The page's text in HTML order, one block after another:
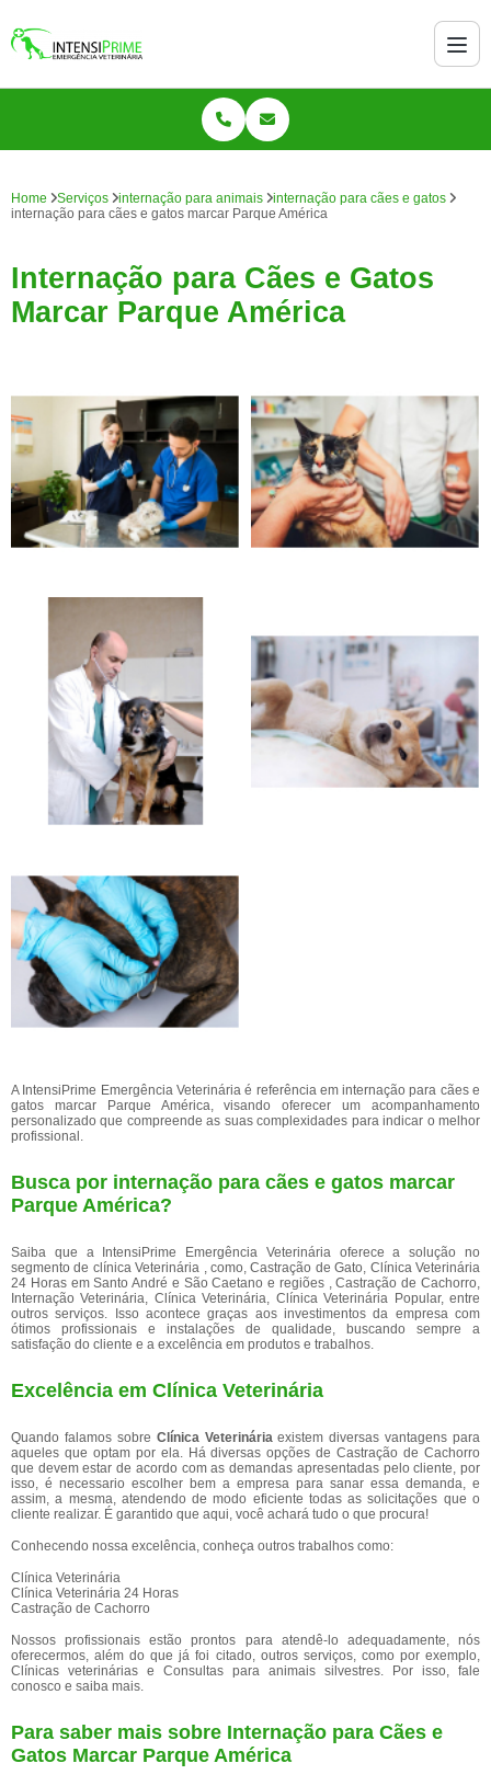
Home Serviços internação para animais
internação para cães e gatos
internação para cães e gatos marcar Parque América
Internação para Cães e Gatos
Marcar Parque América
A IntensiPrime Emergência Veterinária é referência em internação para cães e
gatos marcar Parque América, visando oferecer um acompanhamento
personalizado que compreende as suas complexidades para indicar o melhor
profissional.
Busca por internação para cães e gatos marcar
Parque América?
Saiba que a IntensiPrime Emergência Veterinária oferece a solução no
segmento de clínica Veterinária , como, Castração de Gato, Clínica Veterinária
24 Horas em Santo André e São Caetano e regiões , Castração de Cachorro,
Internação Veterinária, Clínica Veterinária, Clínica Veterinária Popular, entre
outros serviços. Isso acontece graças aos investimentos da empresa com
ótimos profissionais e instalações de qualidade, buscando sempre a
satisfação do cliente e a excelência em produtos e trabalhos.
Excelência em Clínica Veterinária
Quando falamos sobre Clínica Veterináriaexistem diversas vantagens para
aqueles que optam por ela. Há diversas opções de Castração de Cachorro
que devem estar de acordo com as demandas apresentadas pelo cliente, por
isso, é necessario escolher bem a empresa para sanar essa demanda, e
assim, a mesma, atendendo de modo eficiente todas as solicitações que o
cliente realizar. É garantido que aqui, você achará tudo o que procura!
Conhecendo nossa excelência, conheça outros trabalhos como:
Clínica Veterinária
Clínica Veterinária 24 Horas
Castração de Cachorro
Nossos profissionais estão prontos para atendê-lo adequadamente, nós
oferecermos, além do que já foi citado, outros serviços, como por exemplo,
Clínicas veterinárias e Consultas para animais silvestres. Por isso, fale
conosco e saiba mais.
Para saber mais sobre Internação para Cães e
Gatos Marcar Parque América